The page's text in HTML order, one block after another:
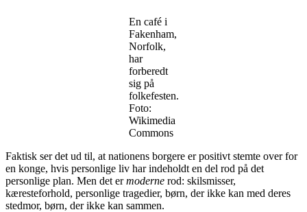
En café i
Fakenham,
Norfolk,
har
forberedt
sig på
folkefesten.
Foto:
Wikimedia
Commons
Faktisk ser det ud til, at nationens borgere er positivt stemte over for
en konge, hvis personlige liv har indeholdt en del rod på det
personlige plan. Men det ermoderne rod: skilsmisser,
kæresteforhold, personlige tragedier, børn, der ikke kan med deres
stedmor, børn, der ikke kan sammen.